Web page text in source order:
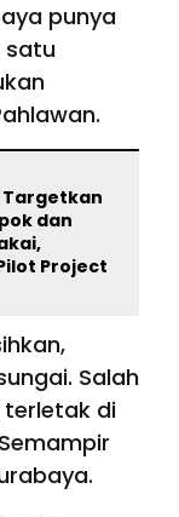
punya
satu
Targetkan
dan
Project
Salah
terletak di